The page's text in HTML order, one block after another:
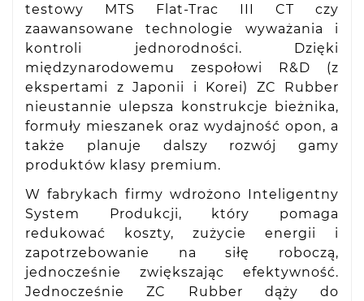
testowy MTS Flat-Trac III CT czy
zaawansowane technologie wyważania i
kontroli jednorodności. Dzięki
międzynarodowemu zespołowi R&D (z
ekspertami z Japonii i Korei) ZC Rubber
nieustannie ulepsza konstrukcje bieżnika,
formuły mieszanek oraz wydajność opon, a
także planuje dalszy rozwój gamy
produktów klasy premium.
W fabrykach firmy wdrożono Inteligentny
System Produkcji, który pomaga
redukować koszty, zużycie energii i
zapotrzebowanie na siłę roboczą,
jednocześnie zwiększając efektywność.
Jednocześnie ZC Rubber dąży do